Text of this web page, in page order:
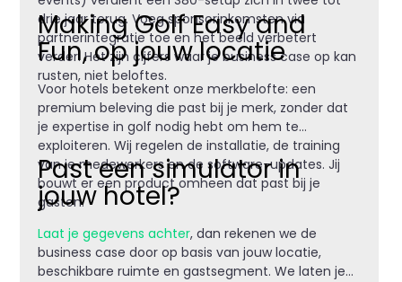
drie jaar terug. Voeg sponsorinkomsten via
partnerintegratie toe en het beeld verbetert
verder. Het zijn cijfers waar je business case op kan
rusten, niet beloftes.
Making Golf Easy and
Fun, op jouw locatie
Voor hotels betekent onze merkbelofte: een
premium beleving die past bij je merk, zonder dat
je expertise in golf nodig hebt om hem te
exploiteren. Wij regelen de installatie, de training
van je medewerkers en de software-updates. Jij
bouwt er een product omheen dat past bij je
gasten.
Past een simulator in
jouw hotel?
Laat je gegevens achter, dan rekenen we de
business case door op basis van jouw locatie,
beschikbare ruimte en gastsegment. We laten je